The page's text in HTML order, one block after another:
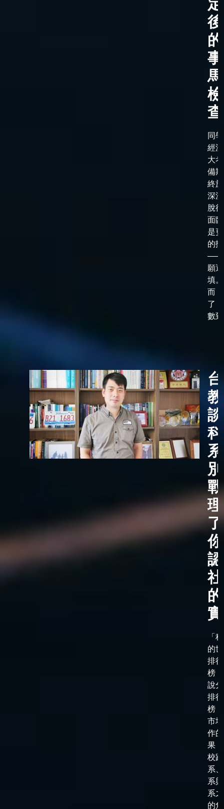
的
檢
同
經
大
備
終
深
脫
面
是
的
——
願選
填
而
了
數
科
實
「
的
排行
榜
說
排行
榜
市
作
果
校跟
系
系
系
的角